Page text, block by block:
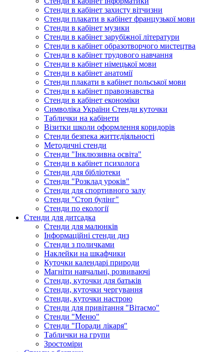
Стенди в кабінет захисту вітчизни
Стенди плакати в кабінет французької мови
Стенди в кабінет музики
Стенди в кабінет зарубіжної літератури
Стенди в кабінет образотворчого мистецтва
Стенди в кабінет трудового навчання
Стенди в кабінет німецької мови
Стенди в кабінет анатомії
Стенди плакати в кабінет польської мови
Стенди в кабінет правознавства
Стенди в кабінет економіки
Символіка України Стенди куточки
Таблички на кабінети
Візитки школи оформлення коридорів
Стенди безпека життєдіяльності
Методичні стенди
Стенди "Інклюзивна освіта"
Стенди в кабінет психолога
Стенди для бібліотеки
Стенди "Розклад уроків"
Стенди для спортивного залу
Стенди "Стоп булінг"
Стенди по екології
Стенди для дитсадка
Стенди для малюнків
Інформаційні стенди днз
Стенди з поличками
Наклейки на шкафчики
Куточки календарі природи
Магніти навчальні, розвиваючі
Стенди, куточки для батьків
Стенди, куточки чергування
Стенди, куточки настрою
Стенди для привітання "Вітаємо"
Стенди "Меню"
Стенди "Поради лікаря"
Таблички на групи
Зростоміри